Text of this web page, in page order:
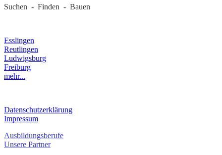
Suchen - Finden - Bauen
Esslingen
Reutlingen
Ludwigsburg
Freiburg
mehr...
Datenschutzerklärung
Impressum
Ausbildungsberufe
Unsere Partner